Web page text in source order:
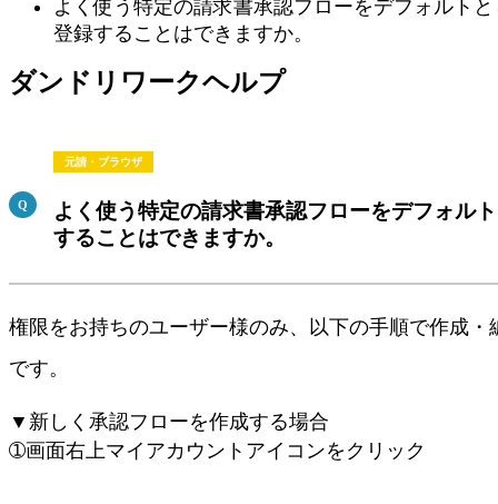
よく使う特定の請求書承認フローをデフォルト
登録することはできますか。
ダンドリワークヘルプ
元請・ブラウザ
よく使う特定の請求書承認フローをデフォル
することはできますか。
権限をお持ちのユーザー様のみ、以下の手順で作成・
です。
▼新しく承認フローを作成する場合
➀画面右上マイアカウントアイコンをクリック